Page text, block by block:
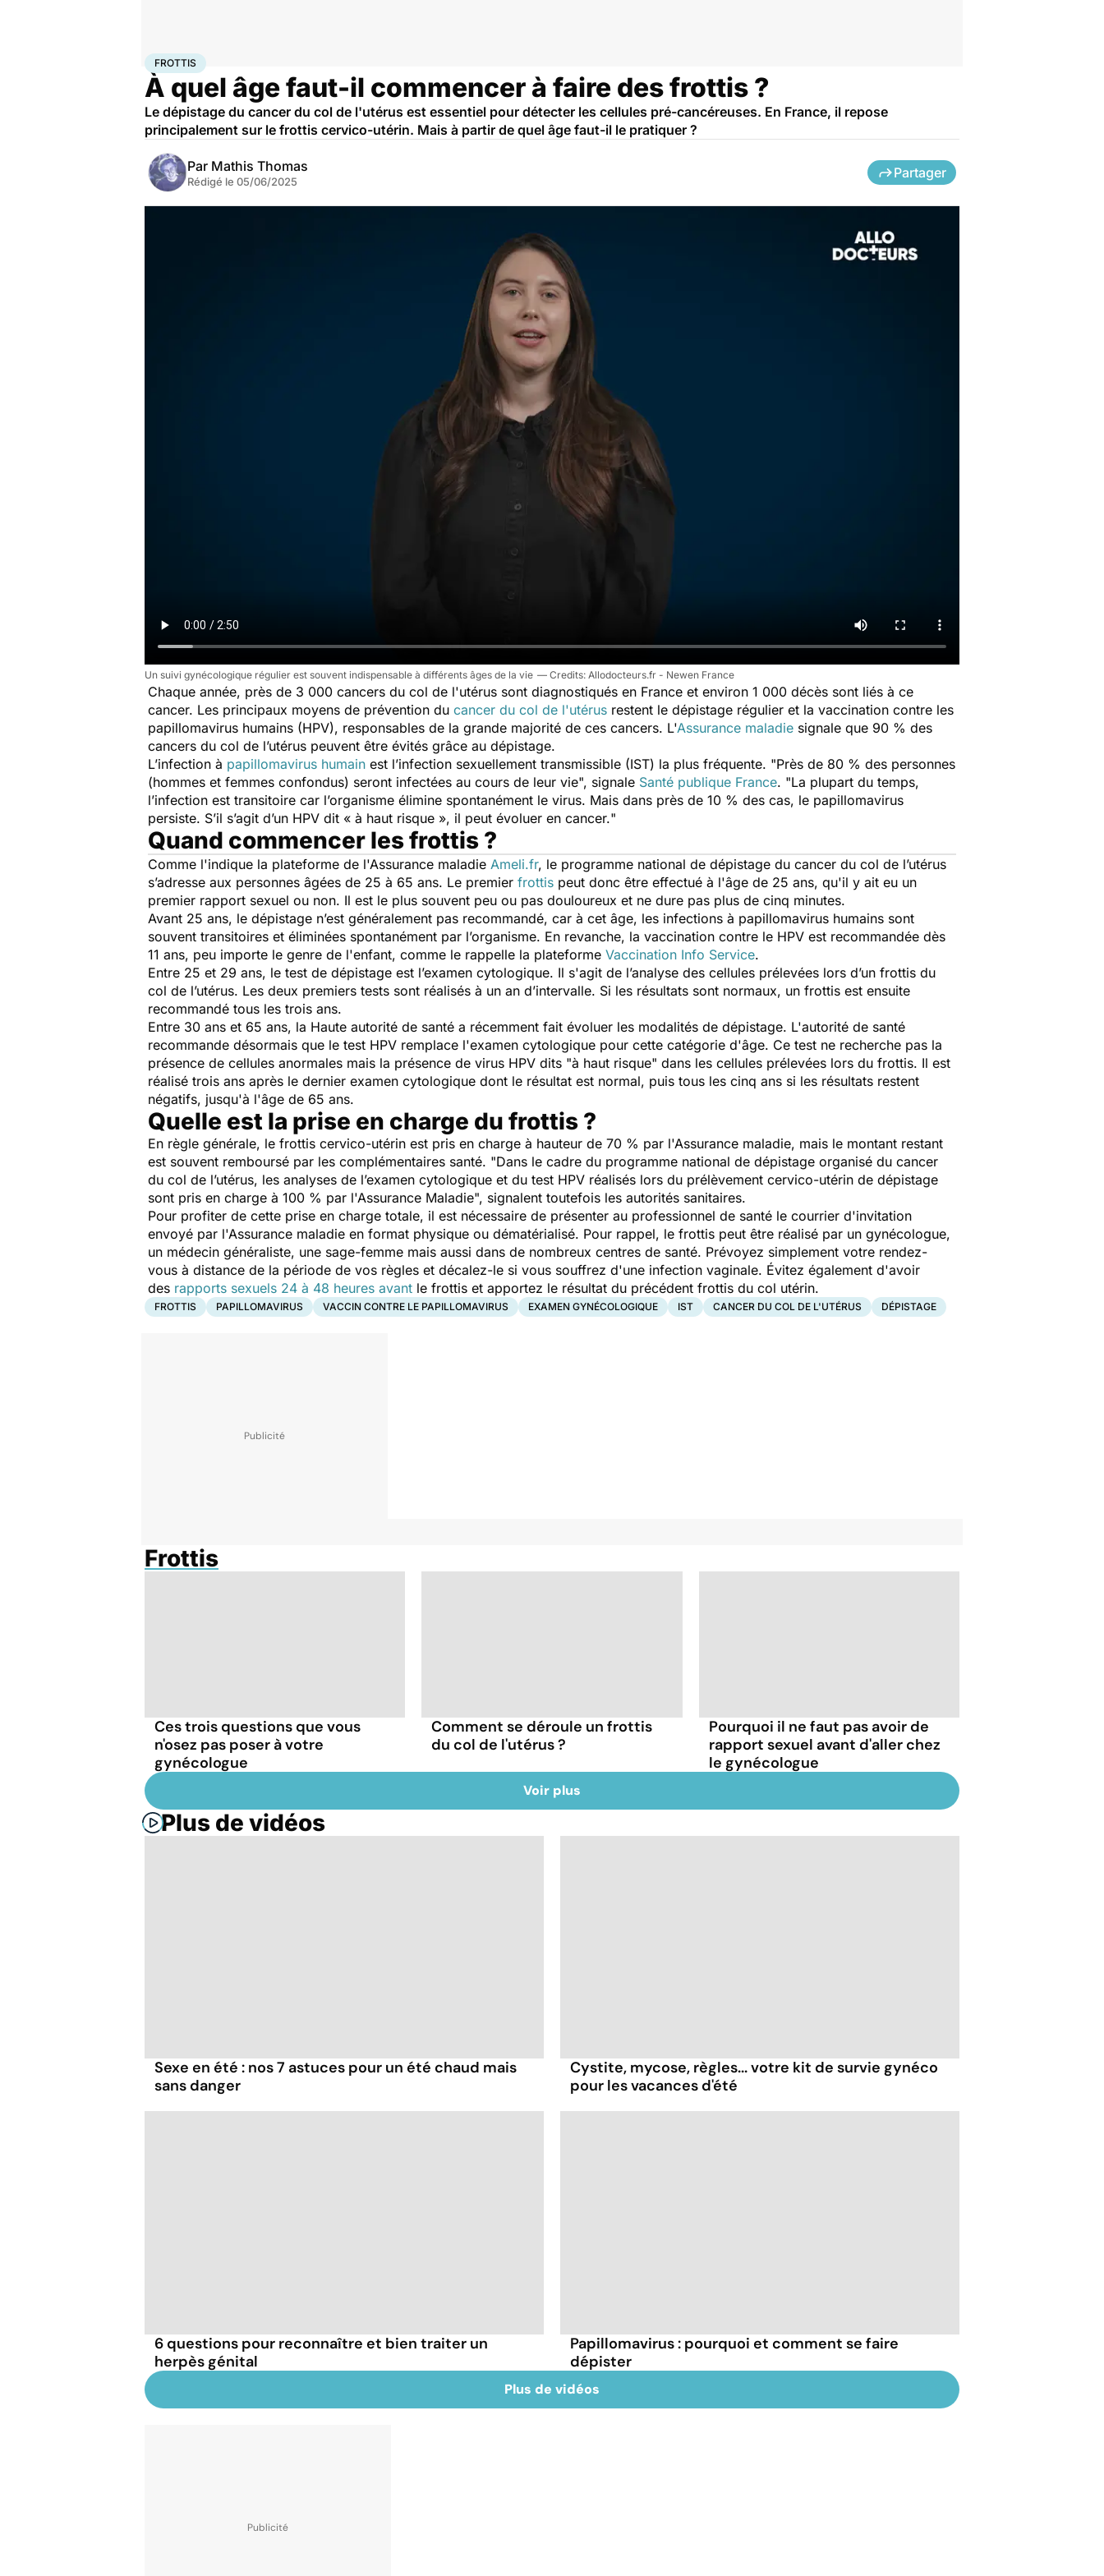
AccueilSanté
FROTTIS
À quel âge faut-il commencer à faire des frottis ?
Le dépistage du cancer du col de l'utérus est essentiel pour détecter les cellules pré-cancéreuses. En France, il repose
principalement sur le frottis cervico-utérin. Mais à partir de quel âge faut-il le pratiquer ?
Par Mathis Thomas
Rédigé le 05/06/2025
Partager
Un suivi gynécologique régulier est souvent indispensable à différents âges de la vie Allodocteurs.fr - Newen France
Chaque année, près de 3 000 cancers du col de l'utérus sont diagnostiqués en France et environ 1 000 décès sont liés à ce
cancer. Les principaux moyens de prévention du cancer du col de l'utérus restent le dépistage régulier et la vaccination contre les
papillomavirus humains (HPV), responsables de la grande majorité de ces cancers. L'Assurance maladie signale que 90 % des
cancers du col de l’utérus peuvent être évités grâce au dépistage.
L’infection à papillomavirus humain est l’infection sexuellement transmissible (IST) la plus fréquente. "Près de 80 % des personnes
(hommes et femmes confondus) seront infectées au cours de leur vie", signale Santé publique France. "La plupart du temps,
l’infection est transitoire car l’organisme élimine spontanément le virus. Mais dans près de 10 % des cas, le papillomavirus
persiste. S’il s’agit d’un HPV dit « à haut risque », il peut évoluer en cancer."
Quand commencer les frottis ?
Comme l'indique la plateforme de l'Assurance maladie Ameli.fr, le programme national de dépistage du cancer du col de l’utérus
s’adresse aux personnes âgées de 25 à 65 ans. Le premier frottis peut donc être effectué à l'âge de 25 ans, qu'il y ait eu un
premier rapport sexuel ou non. Il est le plus souvent peu ou pas douloureux et ne dure pas plus de cinq minutes.
Avant 25 ans, le dépistage n’est généralement pas recommandé, car à cet âge, les infections à papillomavirus humains sont
souvent transitoires et éliminées spontanément par l’organisme. En revanche, la vaccination contre le HPV est recommandée dès
11 ans, peu importe le genre de l'enfant, comme le rappelle la plateforme Vaccination Info Service.
Entre 25 et 29 ans, le test de dépistage est l’examen cytologique. Il s'agit de l’analyse des cellules prélevées lors d’un frottis du
col de l’utérus. Les deux premiers tests sont réalisés à un an d’intervalle. Si les résultats sont normaux, un frottis est ensuite
recommandé tous les trois ans.
Entre 30 ans et 65 ans, la Haute autorité de santé a récemment fait évoluer les modalités de dépistage. L'autorité de santé
recommande désormais que le test HPV remplace l'examen cytologique pour cette catégorie d'âge. Ce test ne recherche pas la
présence de cellules anormales mais la présence de virus HPV dits "à haut risque" dans les cellules prélevées lors du frottis. Il est
réalisé trois ans après le dernier examen cytologique dont le résultat est normal, puis tous les cinq ans si les résultats restent
négatifs, jusqu'à l'âge de 65 ans.
Quelle est la prise en charge du frottis ?
En règle générale, le frottis cervico-utérin est pris en charge à hauteur de 70 % par l'Assurance maladie, mais le montant restant
est souvent remboursé par les complémentaires santé. "Dans le cadre du programme national de dépistage organisé du cancer
du col de l’utérus, les analyses de l’examen cytologique et du test HPV réalisés lors du prélèvement cervico-utérin de dépistage
sont pris en charge à 100 % par l'Assurance Maladie", signalent toutefois les autorités sanitaires.
Pour profiter de cette prise en charge totale, il est nécessaire de présenter au professionnel de santé le courrier d'invitation
envoyé par l'Assurance maladie en format physique ou dématérialisé. Pour rappel, le frottis peut être réalisé par un gynécologue,
un médecin généraliste, une sage-femme mais aussi dans de nombreux centres de santé. Prévoyez simplement votre rendez-
vous à distance de la période de vos règles et décalez-le si vous souffrez d'une infection vaginale. Évitez également d'avoir
des rapports sexuels 24 à 48 heures avant le frottis et apportez le résultat du précédent frottis du col utérin.
FROTTIS PAPILLOMAVIRUS VACCIN CONTRE LE PAPILLOMAVIRUS EXAMEN GYNÉCOLOGIQUE IST CANCER DU COL DE L'UTÉRUS DÉPISTAGE
Frottis
Ces trois questions que vous
n'osez pas poser à votre
gynécologue
Comment se déroule un frottis
du col de l'utérus ?
Pourquoi il ne faut pas avoir de
rapport sexuel avant d'aller chez
le gynécologue
Voir plus
Plus de vidéos
Sexe en été : nos 7 astuces pour un été chaud mais
sans danger
Cystite, mycose, règles... votre kit de survie gynéco
pour les vacances d'été
6 questions pour reconnaître et bien traiter un
herpès génital
Papillomavirus : pourquoi et comment se faire
dépister
Plus de vidéos